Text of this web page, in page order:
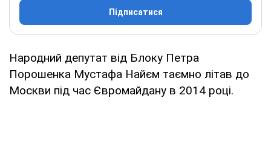
Підписатися
Народний депутат від Блоку Петра
Порошенка Мустафа Найєм таємно літав до
Москви під час Євромайдану в 2014 році.